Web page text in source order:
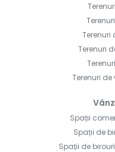
Terenuri
Terenuri
Terenuri
Spații
Spații de
Spații de